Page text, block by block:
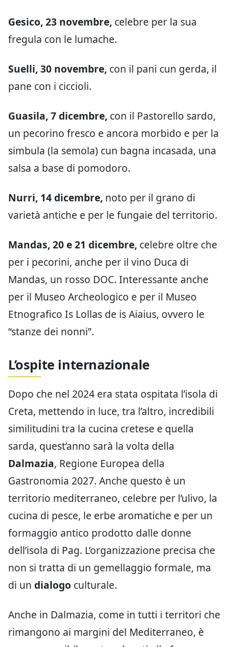
Gesico, 23 novembre, celebre per la sua
fregula con le lumache.
Suelli, 30 novembre, con il pani cun gerda, il
pane con i ciccioli.
Guasila, 7 dicembre, con il Pastorello sardo,
un pecorino fresco e ancora morbido e per la
simbula (la semola) cun bagna incasada, una
salsa a base di pomodoro.
Nurri, 14 dicembre, noto per il grano di
varietà antiche e per le fungaie del territorio.
Mandas, 20 e 21 dicembre, celebre oltre che
per i pecorini, anche per il vino Duca di
Mandas, un rosso DOC. Interessante anche
per il Museo Archeologico e per il Museo
Etnografico Is Lollas de is Aiaius, ovvero le
“stanze dei nonni”.
L’ospite internazionale
Dopo che nel 2024 era stata ospitata l’isola di
Creta, mettendo in luce, tra l’altro, incredibili
similitudini tra la cucina cretese e quella
sarda, quest’anno sarà la volta della
Dalmazia, Regione Europea della
Gastronomia 2027. Anche questo è un
territorio mediterraneo, celebre per l’ulivo, la
cucina di pesce, le erbe aromatiche e per un
formaggio antico prodotto dalle donne
dell’isola di Pag. L’organizzazione precisa che
non si tratta di un gemellaggio formale, ma
di un dialogo culturale.
Anche in Dalmazia, come in tutti i territori che
rimangono ai margini del Mediterraneo, è